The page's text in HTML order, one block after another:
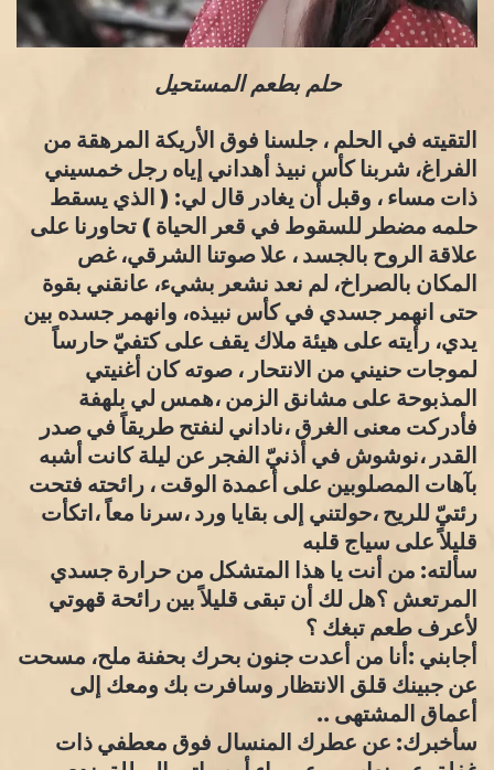
حلم بطعم المستحيل
التقيته في الحلم ، جلسنا فوق الأريكة المرهقة من
الفراغ، شربنا كأس نبيذ أهداني إياه رجل خمسيني
ذات مساء ، وقبل أن يغادر قال لي: ( الذي يسقط
حلمه مضطر للسقوط في قعر الحياة ) تحاورنا على
علاقة الروح بالجسد ، علا صوتنا الشرقي، غص
المكان بالصراخ، لم نعد نشعر بشيء، عانقني بقوة
حتى انهمر جسدي في كأس نبيذه، وانهمر جسده بين
يدي، رأيته على هيئة ملاك يقف على كتفيّ حارساً
لموجات حنيني من الانتحار ، صوته كان أغنيتي
المذبوحة على مشانق الزمن ،همس لي بلهفة
فأدركت معنى الغرق ،ناداني لنفتح طريقاً في صدر
القدر ،نوشوش في أذنيّ الفجر عن ليلة كانت أشبه
بآهات المصلوبين على أعمدة الوقت ، رائحته فتحت
رئتيّ للريح ،حولتني إلى بقايا ورد ،سرنا معاً ،اتكأت
قليلاً على سياج قلبه
سألته: من أنت يا هذا المتشكل من حرارة جسدي
المرتعش ؟هل لك أن تبقى قليلاً بين رائحة قهوتي
لأعرف طعم تبغك ؟
أجابني :أنا من أعدت جنون بحرك بحفنة ملح، مسحت
عن جبينك قلق الانتظار وسافرت بك ومعك إلى
أعماق المشتهى ..
سأخبرك: عن عطرك المنسال فوق معطفي ذات